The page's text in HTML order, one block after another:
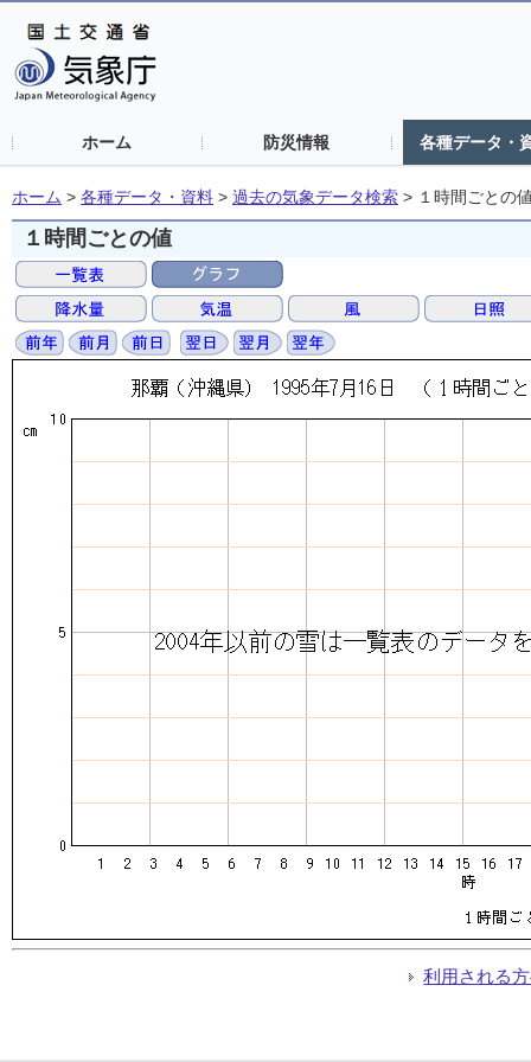
ホーム 防災情報 各種データ・
ホーム > 各種データ・資料 > 過去の気象データ検索 > １時間ごとの
１時間ごとの値
利用される